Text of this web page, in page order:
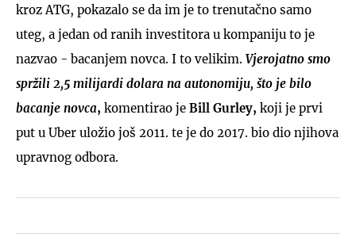
kroz ATG, pokazalo se da im je to trenutačno samo
uteg, a jedan od ranih investitora u kompaniju to je
nazvao - bacanjem novca. I to velikim. Vjerojatno smo
spržili 2,5 milijardi dolara na autonomiju, što je bilo
bacanje novca, komentirao je Bill Gurley, koji je prvi
put u Uber uložio još 2011. te je do 2017. bio dio njihova
upravnog odbora.